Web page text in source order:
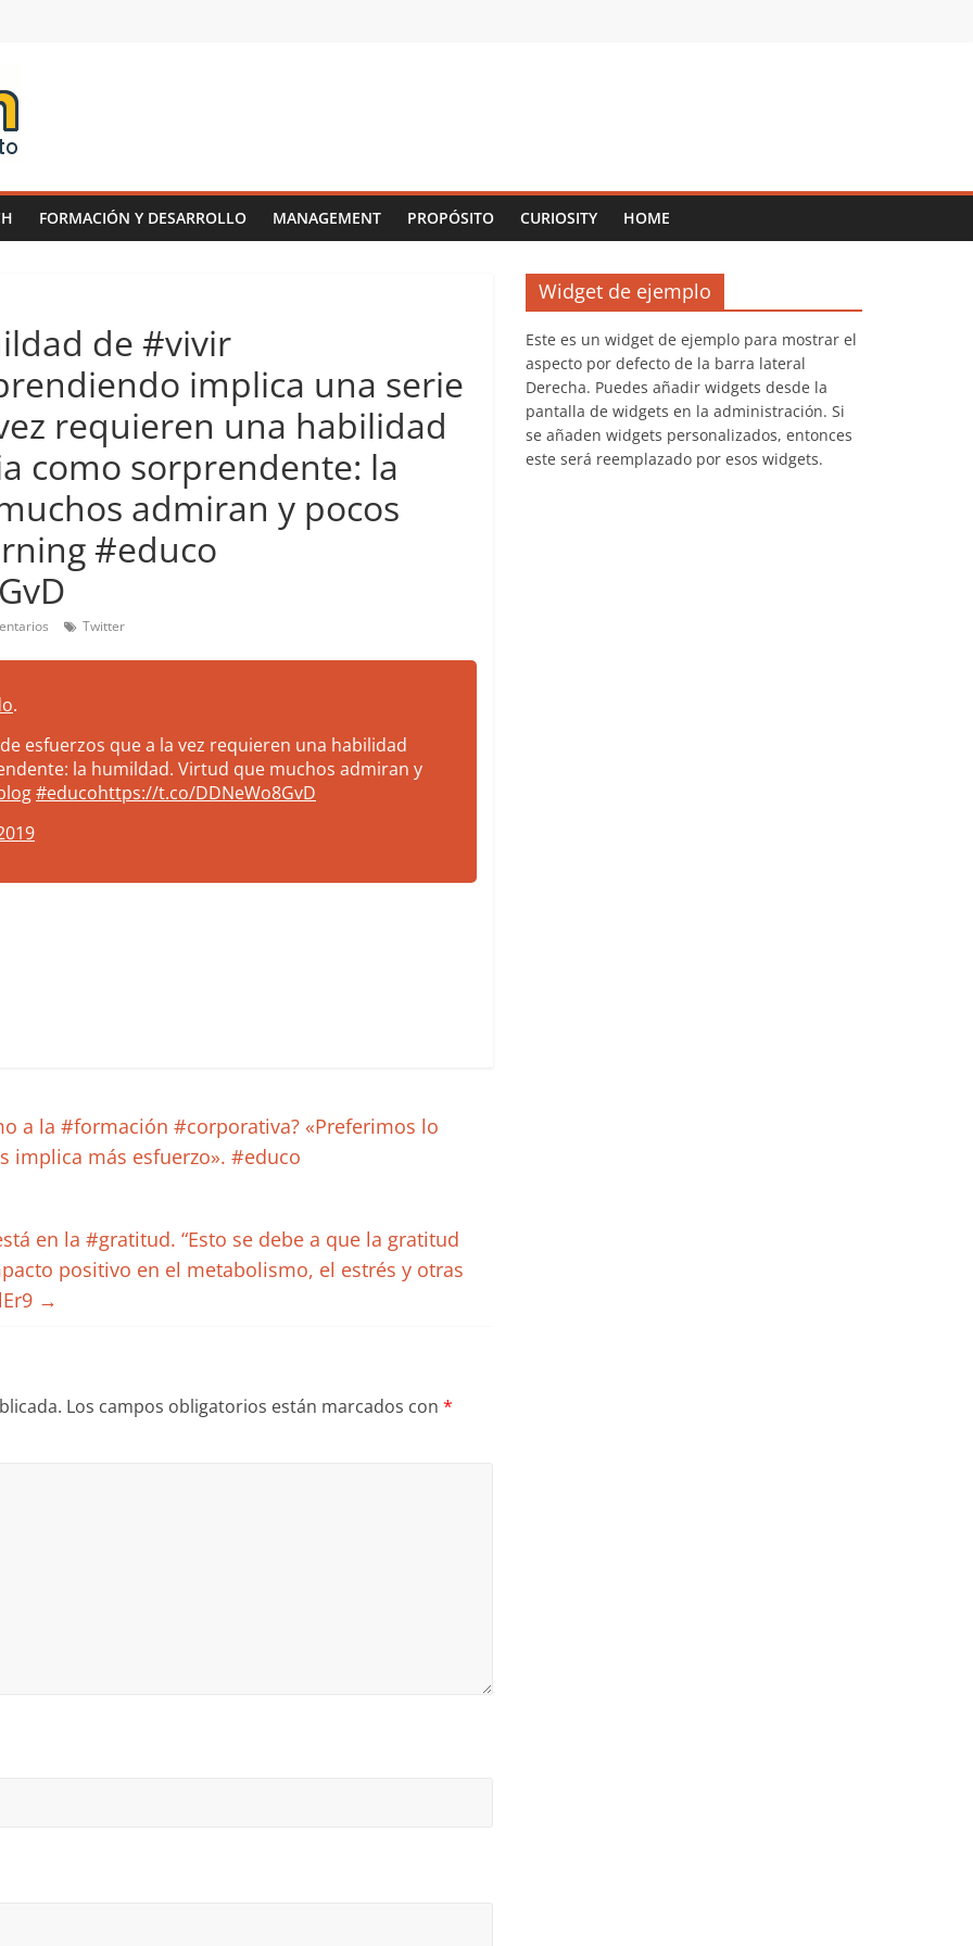
FORMACIÓN Y DESARROLLO MANAGEMENT PROPÓSITO CURIOSITY HOME
de #vivir
implica una serie
requieren una habilidad
como sorprendente: la
admiran y pocos
#educo
Twitter
.
esfuerzos que a la vez requieren una habilidad
la humildad. Virtud que muchos admiran y
#educohttps://t.co/DDNeWo8GvD
a la #formación #corporativa? «Preferimos lo
implica más esfuerzo». #educo
en la #gratitud. “Esto se debe a que la gratitud
positivo en el metabolismo, el estrés y otras
→
Los campos obligatorios están marcados con *
Widget de ejemplo
Este es un widget de ejemplo para mostrar el
aspecto por defecto de la barra lateral
Derecha. Puedes añadir widgets desde la
pantalla de widgets en la administración. Si
se añaden widgets personalizados, entonces
este será reemplazado por esos widgets.